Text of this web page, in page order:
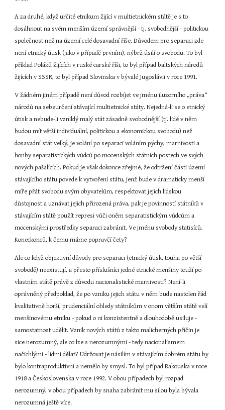
A za druhé, když určité etnikum žijící v multietnickém státě je s to
dosáhnout na svém menším území správnější - tj. svobodnější - politickou
společnost než na území celé dosavadní říše. Důvodem pro separaci zde
není etnický útisk (jako v případě prvním), nýbrž úsilí o svobodu. To byl
příklad Poláků žijících v ruské carské říši, to byl případ baltských národů
žijících v SSSR, to byl případ Slovinska v bývalé Jugoslávii v roce 1991.
V žádném jiném případě není důvod rozbíjet ve jménu iluzorního „práva“
národů na sebeurčení stávající multietnické státy. Nejedná-li se o etnický
útisk a nebude-li vzniklý malý stát zásadně svobodnější (tj. lidé v něm
budou mít větší individuální, politickou a ekonomickou svobodu) než
dosavadní stát velký, je volání po separaci voláním pýchy, marnivosti a
honby separatistických vůdců po mocenských státních postech ve svých
nových pašalících. Pokud je však dokonce zřejmé, že odtržení části území
stávajícího státu povede k vytvoření státu, jenž bude v dramaticky menší
míře přát svobodu svým obyvatelům, respektovat jejich lidskou
důstojnost a uznávat jejich přirozená práva, pak je povinností státníků v
stávajícím státě použít represi vůči oněm separatistickým vůdcům a
mocenskými prostředky separaci zabránit. Ve jménu svobody statisíců.
Koneckonců, k čemu máme popravčí čety?
Ale co když objektivní důvody pro separaci (etnický útisk, touha po větší
svobodě) neexistují, a přesto příslušníci jedné etnické menšiny touží po
vlastním státě právě z důvodu nacionalistické marnivosti? Není-li
oprávněný předpoklad, že po vzniku jejich státu v něm bude nastolen řád
kvalitativně horší, prudenciální ohledy státníkům v onom větším státě velí
menšinovému etniku - pokud o ni konzistentně a dlouhodobě usiluje -
samostatnost udělit. Vznik nových států z takto malicherných příčin je
sice nerozumný, ale co lze s nerozumnými - tedy nacionalismem
načichlými - lidmi dělat? Udržovat je násilím v stávajícím dobrém státu by
bylo kontraproduktivní a nemělo by smysl. To byl případ Rakouska v roce
1918 a Československa v roce 1992. V obou případech byl rozpad
nerozumný, v obou případech by snaha zabránit mu silou byla bývala
nerozumná ještě více.